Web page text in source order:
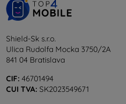
Shield-Sk s.r.o.
Ulica Rudolfa Mocka 3750/2A
841 04 Bratislava
CIF: 46701494
CUI TVA: SK2023549671